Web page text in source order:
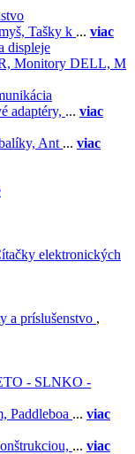
Tašky k ... viac
displeje
Monitory DELL, M
adaptéry, ... viac
Ant ... viac
elektronických
a príslušenstvo ,
- SLNKO -
Paddleboa ... viac
... viac